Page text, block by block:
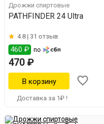
Дрожжи спиртовые
PATHFINDER 24 Ultra
4.8 | 31 отзыв
460 ₽ по
470 ₽
Доставка за 1₽ !